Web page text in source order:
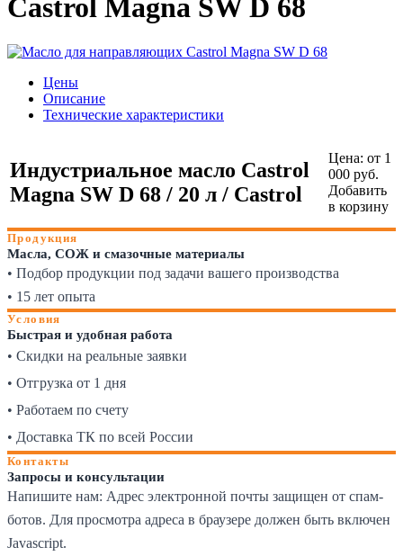
Castrol Magna SW D 68
Цены
Описание
Технические характеристики
Индустриальное масло Castrol
Magna SW D 68 / 20 л / Castrol
Цена: от 1
000 руб.
Добавить
в корзину
Продукция
Масла, СОЖ и смазочные материалы
• Подбор продукции под задачи вашего производства
• 15 лет опыта
Условия
Быстрая и удобная работа
• Скидки на реальные заявки
• Отгрузка от 1 дня
• Работаем по счету
• Доставка ТК по всей России
Контакты
Запросы и консультации
Напишите нам: Адрес электронной почты защищен от спам-
ботов. Для просмотра адреса в браузере должен быть включен
Javascript.